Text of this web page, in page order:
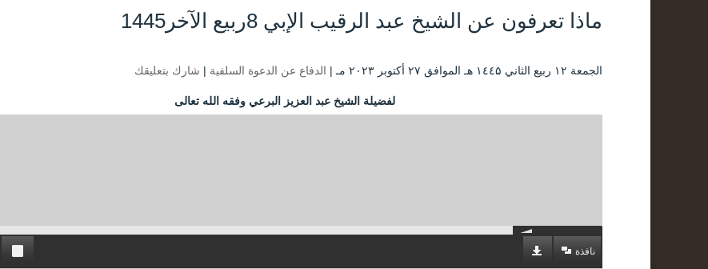
ماذا تعرفون عن الشيخ عبد الرقيب الإبي 8ربيع الآخر1445
الجمعة ۱۲ ربيع الثاني ۱٤٤۵ هـ الموافق ۲۷ أكتوبر ۲۰۲۳ مـ | الدفاع عن الدعوة السلفية | شارك بتعليقك
لفضيلة الشيخ عبد العزيز البرعي وفقه الله تعالى
نافذة